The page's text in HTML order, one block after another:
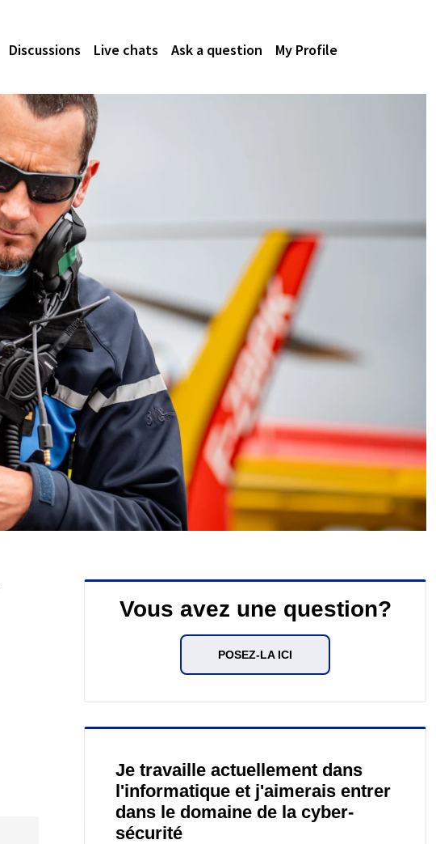
Discussions Live chats Ask a question My Profile
Vous avez une question?
POSEZ-LA ICI
Je travaille actuellement dans
l'informatique et j'aimerais entrer
dans le domaine de la cyber-
sécurité